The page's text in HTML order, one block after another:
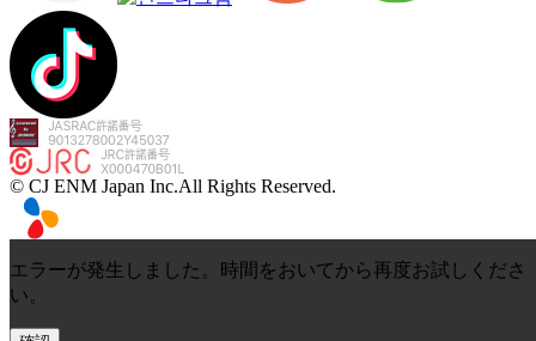
© CJ ENM Japan Inc.All Rights Reserved.
エラーが発生しました。時間をおいてから再度お試しくださ
い。